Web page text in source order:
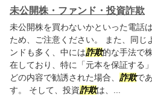
未公開株・ファンド・投資詐欺
未公開株を買わないかといった電話は
ため、ご注意ください。 また、同じ
ンドも多く、中には詐欺的な手法で
在しており、特に「元本を保証する
どの内容で勧誘された場合、 詐欺で
す。 そして、投資詐欺は、...